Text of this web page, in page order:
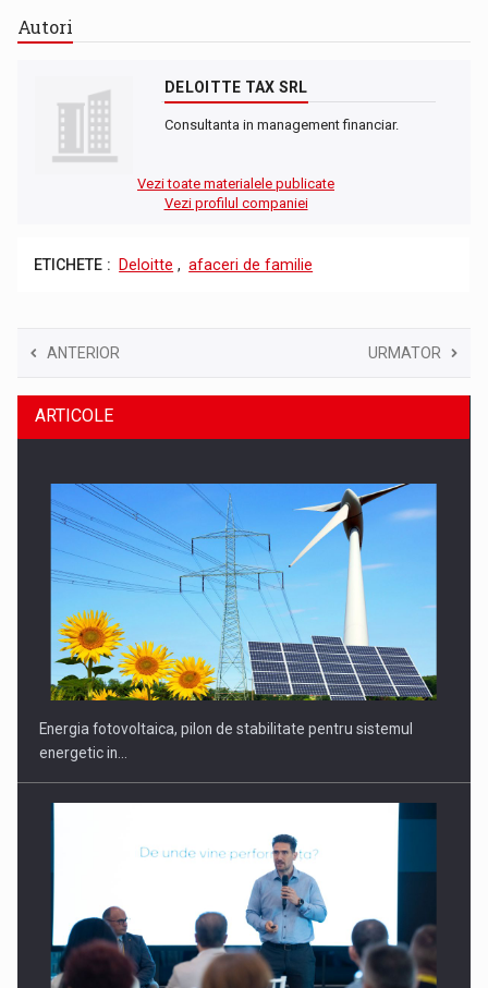
Autori
DELOITTE TAX SRL
Consultanta in management financiar.
Vezi toate materialele publicate
Vezi profilul companiei
ETICHETE : Deloitte , afaceri de familie
ANTERIOR URMATOR
ARTICOLE
Energia fotovoltaica, pilon de stabilitate pentru sistemul
energetic in…